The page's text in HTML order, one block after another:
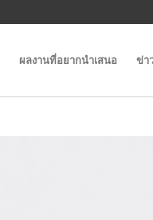
ผลงานที่อยากนำเสนอ ข่า